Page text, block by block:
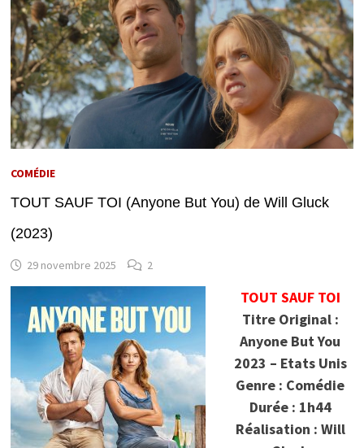
COMÉDIE
TOUT SAUF TOI (Anyone But You) de Will Gluck
(2023)
29 novembre 2025 2
TOUT SAUF TOI
Titre Original :
Anyone But You
2023 – Etats Unis
Genre : Comédie
Durée : 1h44
Réalisation : Will